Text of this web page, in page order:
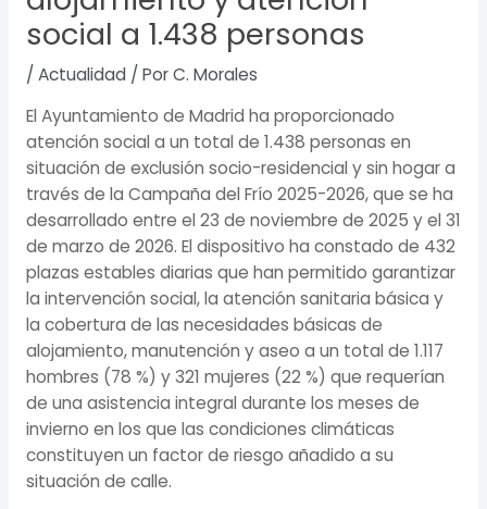
social a 1.438 personas
/ Actualidad / PorC. Morales
El Ayuntamiento de Madrid ha proporcionado
atención social a un total de 1.438 personas en
situación de exclusión socio-residencial y sin hogar a
través de la Campaña del Frío 2025-2026, que se ha
desarrollado entre el 23 de noviembre de 2025 y el 31
de marzo de 2026. El dispositivo ha constado de 432
plazas estables diarias que han permitido garantizar
la intervención social, la atención sanitaria básica y
la cobertura de las necesidades básicas de
alojamiento, manutención y aseo a un total de 1.117
hombres (78 %) y 321 mujeres (22 %) que requerían
de una asistencia integral durante los meses de
invierno en los que las condiciones climáticas
constituyen un factor de riesgo añadido a su
situación de calle.